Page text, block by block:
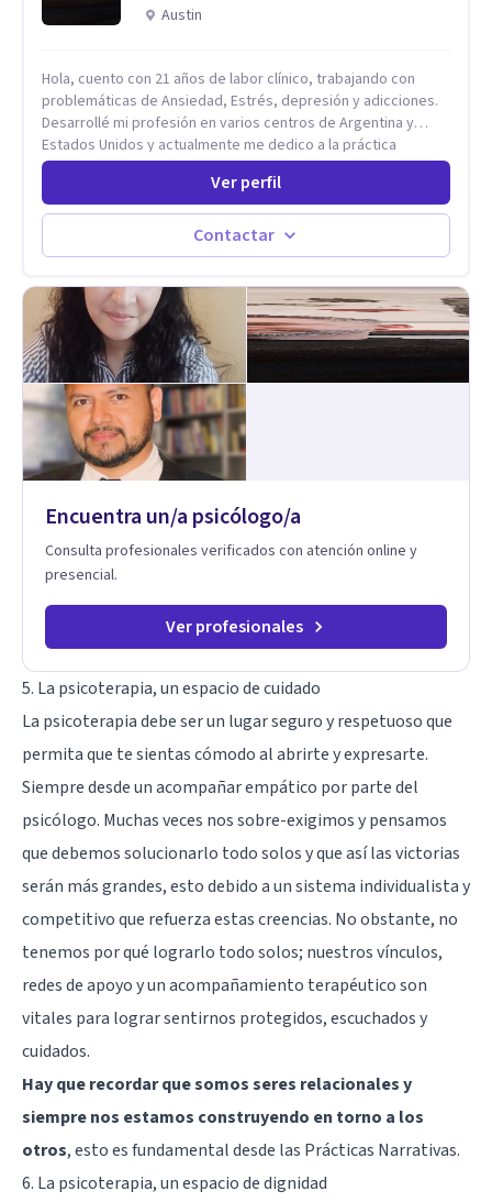
Austin
Hola, cuento con 21 años de labor clínico, trabajando con
problemáticas de Ansiedad, Estrés, depresión y adicciones.
Desarrollé mi profesión en varios centros de Argentina y
Estados Unidos y actualmente me dedico a la práctica
privada. Utilizo terapias cognitivas conductuales basadas en
evidencia científica con comprobados resultados. Los
objetivos terapéuticos están centrados en brindar
herramientas concretas para el cambio, que permitan
desarrollar nuevas habilidades y estrategias basadas en la
Ver perfil
Contactar
Encuentra un/a psicólogo/a
Consulta profesionales verificados con atención online y
presencial.
Ver profesionales
5. La psicoterapia, un espacio de cuidado
La psicoterapia debe ser un lugar seguro y respetuoso que
permita que te sientas cómodo al abrirte y expresarte.
Siempre desde un acompañar empático por parte del
psicólogo. Muchas veces nos sobre-exigimos y pensamos
que debemos solucionarlo todo solos y que así las victorias
serán más grandes, esto debido a un sistema individualista y
competitivo que refuerza estas creencias. No obstante, no
tenemos por qué lograrlo todo solos; nuestros vínculos,
redes de apoyo y un acompañamiento terapéutico son
vitales para lograr sentirnos protegidos, escuchados y
cuidados.
Hay que recordar que somos seres relacionales y
siempre nos estamos construyendo en torno a los
otros, esto es fundamental desde las Prácticas Narrativas.
6. La psicoterapia, un espacio de dignidad